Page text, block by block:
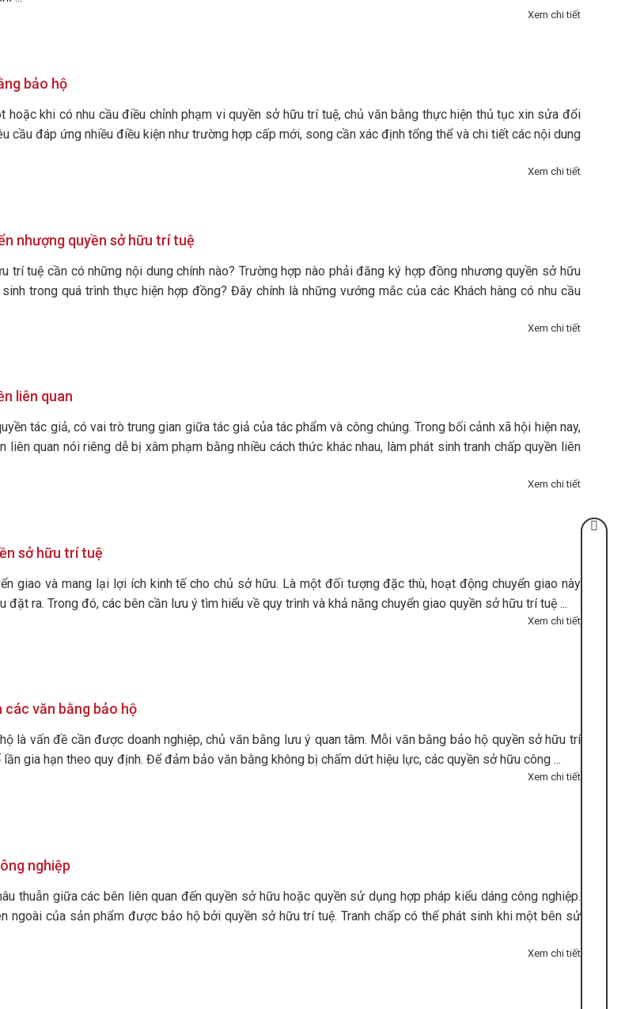
Xem chi tiết
bảo hộ
hoặc khi có nhu cầu điều chỉnh phạm vi quyền sở hữu trí tuệ, chủ văn bằng thực hiện thủ tục xin sửa đổi
cầu đáp ứng nhiều điều kiện như trường hợp cấp mới, song cần xác định tổng thể và chi tiết các nội dung
Xem chi tiết
nhượng quyền sở hữu trí tuệ
trí tuệ cần có những nội dung chính nào? Trường hợp nào phải đăng ký hợp đồng nhương quyền sở hữu
trong quá trình thực hiện hợp đồng? Đây chính là những vướng mắc của các Khách hàng có nhu cầu
Xem chi tiết
liên quan
tác giả, có vai trò trung gian giữa tác giả của tác phẩm và công chúng. Trong bối cảnh xã hội hiện nay,
liên quan nói riêng dễ bị xâm phạm bằng nhiều cách thức khác nhau, làm phát sinh tranh chấp quyền liên
Xem chi tiết
sở hữu trí tuệ
giao và mang lại lợi ích kinh tế cho chủ sở hữu. Là một đối tượng đặc thù, hoạt động chuyển giao này
đặt ra. Trong đó, các bên cần lưu ý tìm hiểu về quy trình và khả năng chuyển giao quyền sở hữu trí tuệ ...
Xem chi tiết
văn bằng bảo hộ
là vấn đề cần được doanh nghiệp, chủ văn bằng lưu ý quan tâm. Mỗi văn bằng bảo hộ quyền sở hữu trí
gia hạn theo quy định. Để đảm bảo văn bằng không bị chấm dứt hiệu lực, các quyền sở hữu công ...
Xem chi tiết
nghiệp
thuẫn giữa các bên liên quan đến quyền sở hữu hoặc quyền sử dụng hợp pháp kiểu dáng công nghiệp.
ngoài của sản phẩm được bảo hộ bởi quyền sở hữu trí tuệ. Tranh chấp có thể phát sinh khi một bên sử
Xem chi tiết